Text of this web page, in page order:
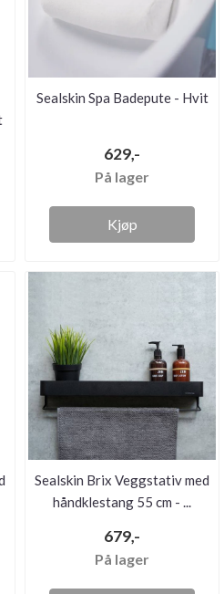
Sealskin Spa Badepute - Hvit
629,-
På lager
Kjøp
Sealskin Brix Veggstativ med
håndklestang 55 cm - ...
679,-
På lager